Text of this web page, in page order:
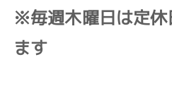
※毎週木曜日は定休
ます